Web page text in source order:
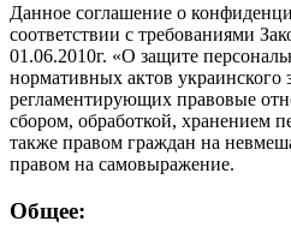
Данное соглашение о
соответствии с требованиями
01.06.2010г. «О защите
нормативных актов украинского
регламентирующих правовые
сбором, обработкой, хранением
также правом граждан на
правом на самовыражение.
Общее: